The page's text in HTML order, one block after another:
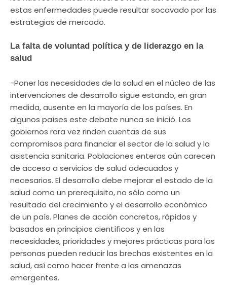
estas enfermedades puede resultar socavado por las
estrategias de mercado.
La falta de voluntad política y de liderazgo en la
salud
-Poner las necesidades de la salud en el núcleo de las
intervenciones de desarrollo sigue estando, en gran
medida, ausente en la mayoría de los países. En
algunos países este debate nunca se inició. Los
gobiernos rara vez rinden cuentas de sus
compromisos para financiar el sector de la salud y la
asistencia sanitaria. Poblaciones enteras aún carecen
de acceso a servicios de salud adecuados y
necesarios. El desarrollo debe mejorar el estado de la
salud como un prerequisito, no sólo como un
resultado del crecimiento y el desarrollo económico
de un país. Planes de acción concretos, rápidos y
basados ​​en principios científicos y en las
necesidades, prioridades y mejores prácticas para las
personas pueden reducir las brechas existentes en la
salud, así como hacer frente a las amenazas
emergentes.